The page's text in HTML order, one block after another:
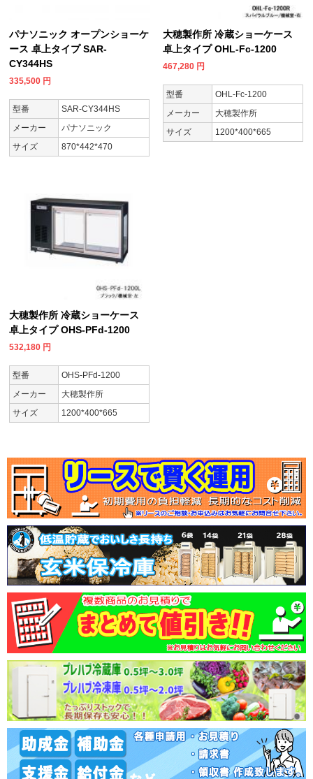
パナソニック オープンショーケ
ース 卓上タイプ SAR-
CY344HS
335,500 円
型番
SAR-CY344HS
メーカー
パナソニック
サイズ
870*442*470
大穂製作所 冷蔵ショーケース
卓上タイプ OHL-Fc-1200
467,280 円
型番
OHL-Fc-1200
メーカー
大穂製作所
サイズ
1200*400*665
大穂製作所 冷蔵ショーケース
卓上タイプ OHS-PFd-1200
532,180 円
型番
OHS-PFd-1200
メーカー
大穂製作所
サイズ
1200*400*665